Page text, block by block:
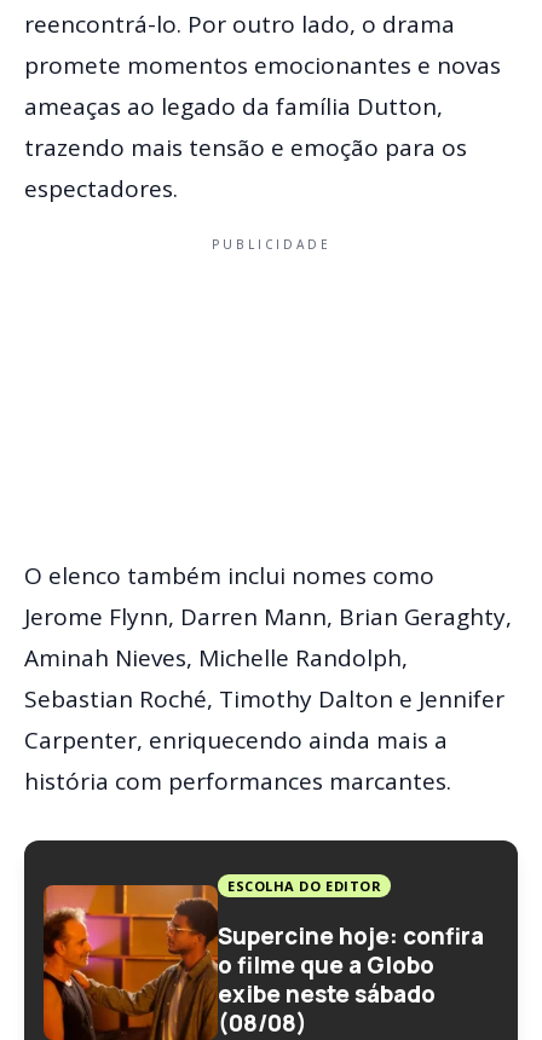
reencontrá-lo. Por outro lado, o drama
promete momentos emocionantes e novas
ameaças ao legado da família Dutton,
trazendo mais tensão e emoção para os
espectadores.
PUBLICIDADE
O elenco também inclui nomes como
Jerome Flynn, Darren Mann, Brian Geraghty,
Aminah Nieves, Michelle Randolph,
Sebastian Roché, Timothy Dalton e Jennifer
Carpenter, enriquecendo ainda mais a
história com performances marcantes.
ESCOLHA DO EDITOR
Supercine hoje: confira
o filme que a Globo
exibe neste sábado
(08/08)